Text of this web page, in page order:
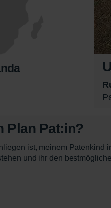
Plan Pat:in?
ist, meinem Patenkind
und ihr den